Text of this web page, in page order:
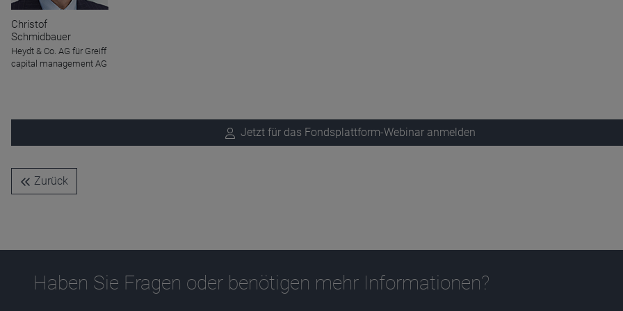
Christof
Schmidbauer
Heydt & Co. AG für Greiff
capital management AG
Jetzt für das Fondsplattform-Webinar anmelden
Zurück
Haben Sie Fragen oder benötigen mehr Informationen?
Zweck
Ablauf